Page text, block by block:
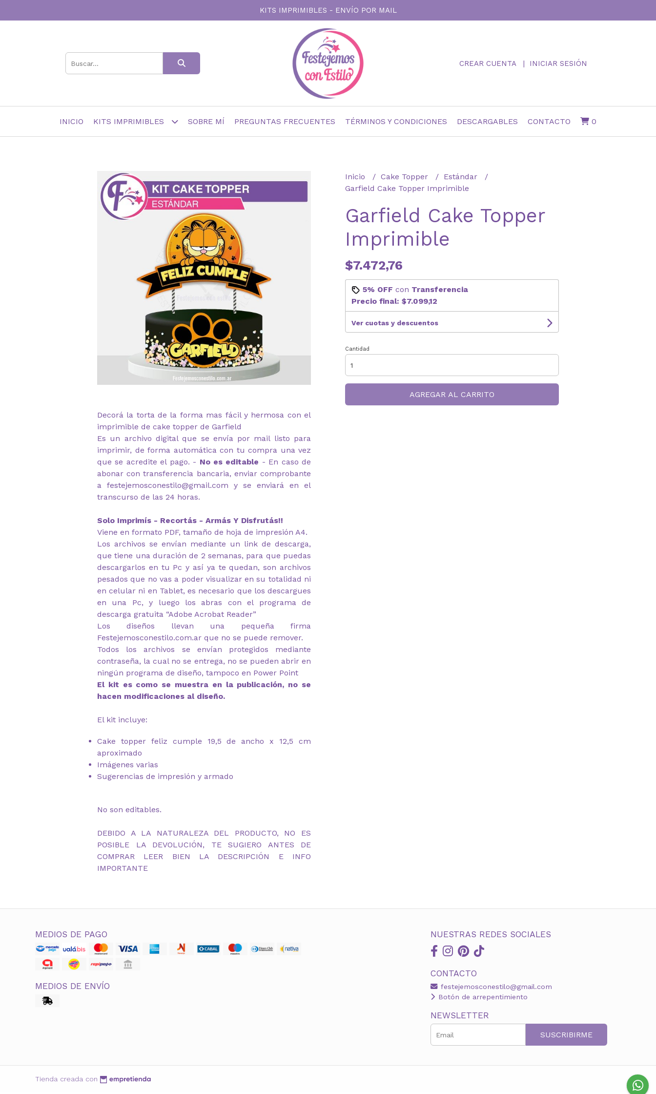
KITS IMPRIMIBLES - ENVÍO POR MAIL
CREAR CUENTA INICIAR SESIÓN
INICIO KITS IMPRIMIBLES SOBRE MÍ PREGUNTAS FRECUENTES TÉRMINOS Y CONDICIONES DESCARGABLES CONTACTO 0
Decorá la torta de la forma mas fácil y hermosa con el
imprimible de cake topper de Garfield
Es un archivo digital que se envía por mail listo para
imprimir, de forma automática con tu compra una vez
que se acredite el pago. - No es editable - En caso de
abonar con transferencia bancaria, enviar comprobante
a festejemosconestilo@gmail.com y se enviará en el
transcurso de las 24 horas.
Solo Imprimís - Recortás - Armás Y Disfrutás!!
Viene en formato PDF, tamaño de hoja de impresión A4.
Los archivos se envían mediante un link de descarga,
que tiene una duración de 2 semanas, para que puedas
descargarlos en tu Pc y así ya te quedan, son archivos
pesados que no vas a poder visualizar en su totalidad ni
en celular ni en Tablet, es necesario que los descargues
en una Pc, y luego los abras con el programa de
descarga gratuita “Adobe Acrobat Reader”
Los diseños llevan una pequeña firma
Festejemosconestilo.com.ar que no se puede remover.
Todos los archivos se envían protegidos mediante
contraseña, la cual no se entrega, no se pueden abrir en
ningún programa de diseño, tampoco en Power Point
El kit es como se muestra en la publicación, no se
hacen modificaciones al diseño.
El kit incluye:
Cake topper feliz cumple 19,5 de ancho x 12,5 cm
aproximado
Imágenes varias
Sugerencias de impresión y armado
No son editables.
DEBIDO A LA NATURALEZA DEL PRODUCTO, NO ES
POSIBLE LA DEVOLUCIÓN, TE SUGIERO ANTES DE
COMPRAR LEER BIEN LA DESCRIPCIÓN E INFO
IMPORTANTE
Inicio Cake Topper
Estándar
Garfield Cake Topper Imprimible
Garfield Cake Topper
Imprimible
$7.472,76
5% OFF con Transferencia
Precio final: $7.099,12
Ver cuotas y descuentos
Cantidad
AGREGAR AL CARRITO
MEDIOS DE PAGO
MEDIOS DE ENVÍO
NUESTRAS REDES SOCIALES
CONTACTO
festejemosconestilo@gmail.com
Botón de arrepentimiento
NEWSLETTER
SUSCRIBIRME
Tienda creada con